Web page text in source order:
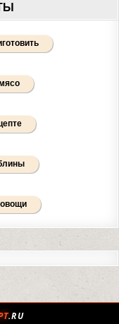
овощи
.RU